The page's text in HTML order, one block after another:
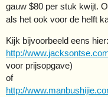
gauw $80 per stuk kwijt.
als het ook voor de helft
Kijk bijvoorbeeld eens hier:
http://
voor prijsopgave)
of
http://